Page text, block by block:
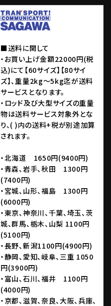
■送料に関して
・お買い上げ金額22000円(税
込)にて【60サイズ】【80サイ
ズ】、重量2kg～5kg迄が送料
サービスとなります。
・ロッド及び大型サイズの重量
物は送料サービス対象外とな
り、( )内の送料+税が別途加算
されます。
・北海道 1650円(9400円)
・青森、岩手、秋田 1300円
(7400円)
・宮城、山形、福島 1300円
(6000円)
・東京、神奈川、千葉、埼玉、茨
城、群馬、栃木、山梨 1100円
(5100円)
・長野、新潟1100円(4900円)
・静岡、愛知、岐阜、三重 1050
円(3900円)
・富山、石川、福井 1100円
(4000円)
・京都、滋賀、奈良、大阪、兵庫、